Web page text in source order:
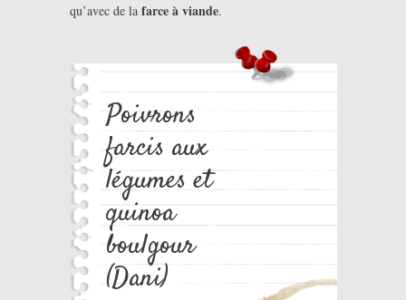
qu’avec de lafarce à viande.
Poivrons
farcis aux
légumes et
quinoa
boulgour
(Dani)